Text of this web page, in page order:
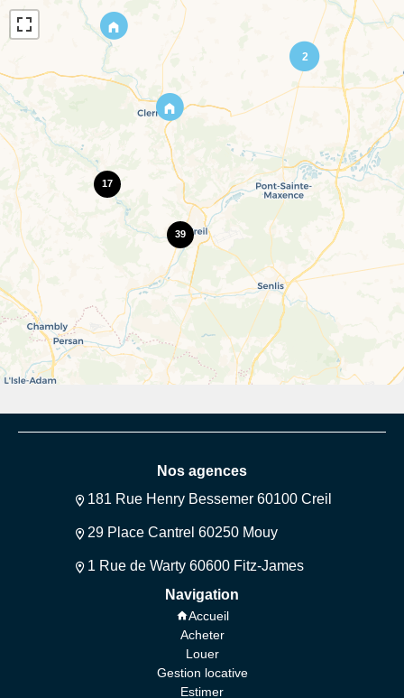
2
17
39
Nos agences
181 Rue Henry Bessemer 60100 Creil
29 Place Cantrel 60250 Mouy
1 Rue de Warty 60600 Fitz-James
Navigation
Accueil
Acheter
Louer
Gestion locative
Estimer